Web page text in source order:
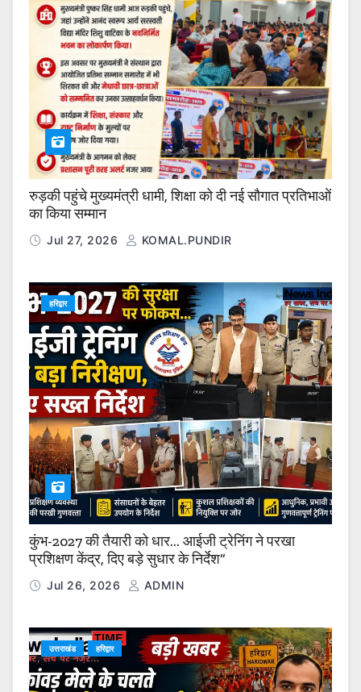
रुड़की पहुंचे मुख्यमंत्री धामी, शिक्षा को दी नई सौगात प्रतिभाओं
का किया सम्मान
Jul 27, 2026 KOMAL.PUNDIR
हरिद्वार
कुंभ-2027 की तैयारी को धार… आईजी ट्रेनिंग ने परखा
प्रशिक्षण केंद्र, दिए बड़े सुधार के निर्देश”
Jul 26, 2026 ADMIN
उत्तराखंड हरिद्वार